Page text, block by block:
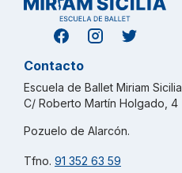
Contacto
Escuela de Ballet Miriam Sicilia
C/ Roberto Martín Holgado, 4
Pozuelo de Alarcón.
Tfno. 91 352 63 59